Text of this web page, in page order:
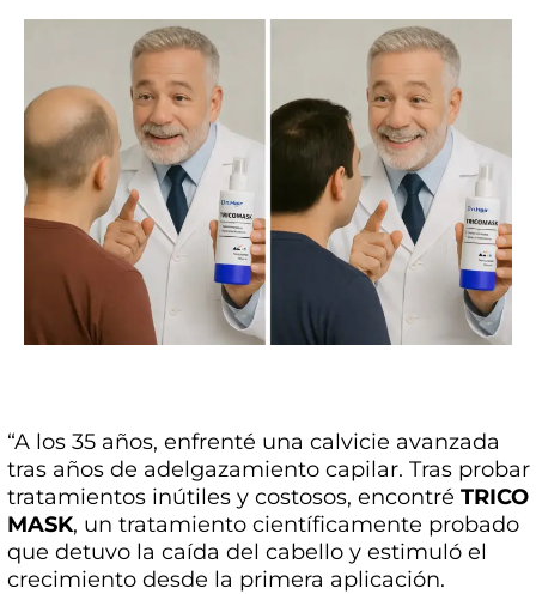
“A los 35 años, enfrenté una calvicie avanzada
tras años de adelgazamiento capilar. Tras probar
tratamientos inútiles y costosos, encontré TRICO
MASK, un tratamiento científicamente probado
que detuvo la caída del cabello y estimuló el
crecimiento desde la primera aplicación.